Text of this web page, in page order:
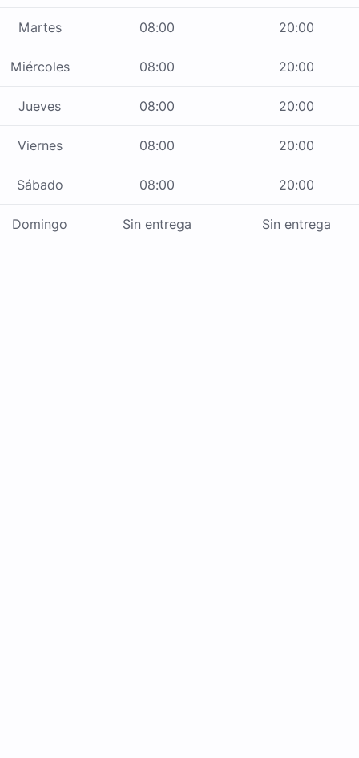
Martes 08:00 20:00
Miércoles 08:00 20:00
Jueves 08:00 20:00
Viernes 08:00 20:00
Sábado 08:00 20:00
Domingo Sin entrega Sin entrega